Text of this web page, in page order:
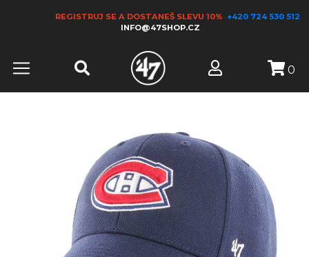
REGISTRUJ SE A DOSTANEŠ SLEVU 10% +420 724 530 512
INFO@47SHOP.CZ
0